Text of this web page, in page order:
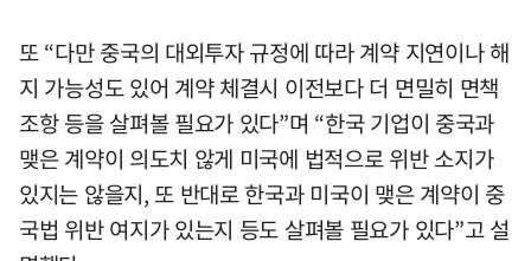
또 “다만 중국의 대외투자 규정에 따라 계약 지연이나 해
지 가능성도 있어 계약 체결시 이전보다 더 면밀히 면책
조항 등을 살펴볼 필요가 있다”며 “한국 기업이 중국과
맺은 계약이 의도치 않게 미국에 법적으로 위반 소지가
있지는 않을지, 또 반대로 한국과 미국이 맺은 계약이 중
국법 위반 여지가 있는지 등도 살펴볼 필요가 있다”고 설